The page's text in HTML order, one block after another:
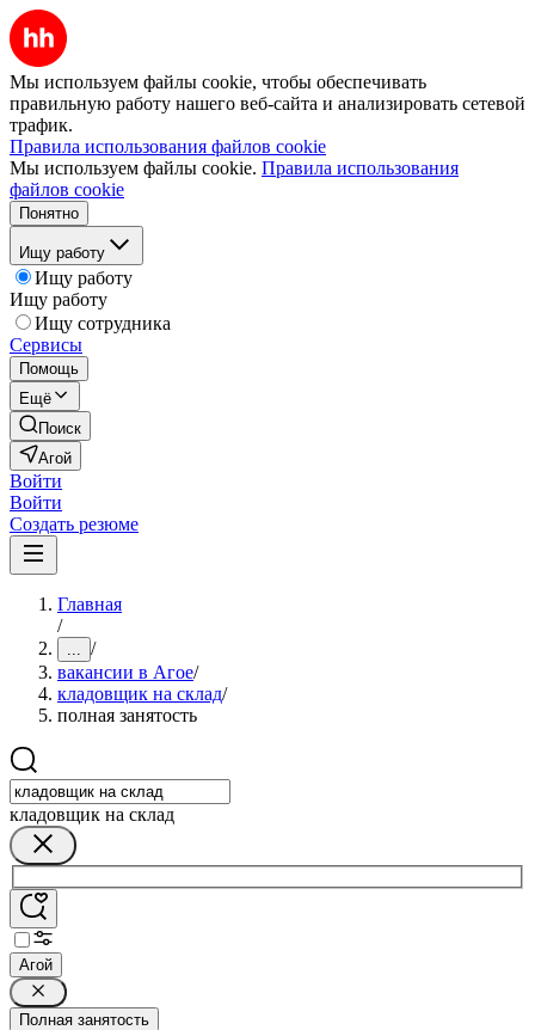
Мы используем файлы cookie, чтобы обеспечивать
правильную работу нашего веб-сайта и анализировать сетевой
трафик.
Правила использования файлов cookie
Мы используем файлы cookie. Правила использования
файлов cookie
Понятно
Ищу работу
Ищу работу
Ищу работу
Ищу сотрудника
Сервисы
Помощь
Ещё
Поиск
Агой
Войти
Войти
Создать резюме
Главная
/
... /
вакансии в Агое/
кладовщик на склад/
полная занятость
кладовщик на склад
Агой
Полная занятость